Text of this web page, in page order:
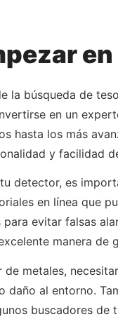
la búsqueda de
en un
hasta los más
y facilidad
detector, es
en línea que
para evitar falsas
manera de
metales,
daño al entorno.
buscadores de